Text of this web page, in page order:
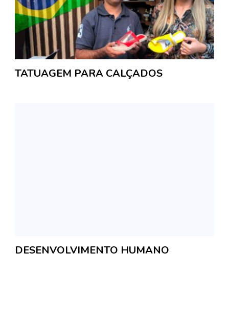
TATUAGEM PARA CALÇADOS
DESENVOLVIMENTO HUMANO